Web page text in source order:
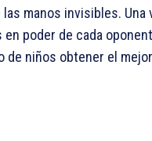
manos invisibles. Una
poder de cada
de niños obtener el mejor